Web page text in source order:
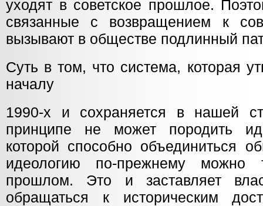
уходят в советское прошлое.
связанные с возвращением к
вызывают в обществе подлинный
Суть в том, что система, которая
началу
1990-х и сохраняется в нашей
принципе не может породить
которой способно объединиться
идеологию по-прежнему можно
прошлом. Это и заставляет
обращаться к историческим